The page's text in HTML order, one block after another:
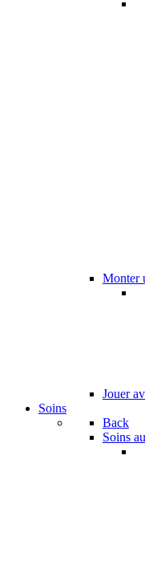
Monter
Jouer
Soins
Back
Soins